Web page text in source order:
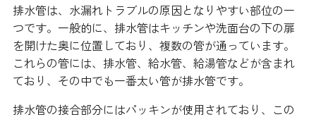
排水管は、水漏れトラブルの原因となりやすい部位の一
つです。一般的に、排水管はキッチンや洗面台の下の扉
を開けた奥に位置しており、複数の管が通っています。
これらの管には、排水管、給水管、給湯管などが含まれ
ており、その中でも一番太い管が排水管です。
排水管の接合部分にはパッキンが使用されており、この